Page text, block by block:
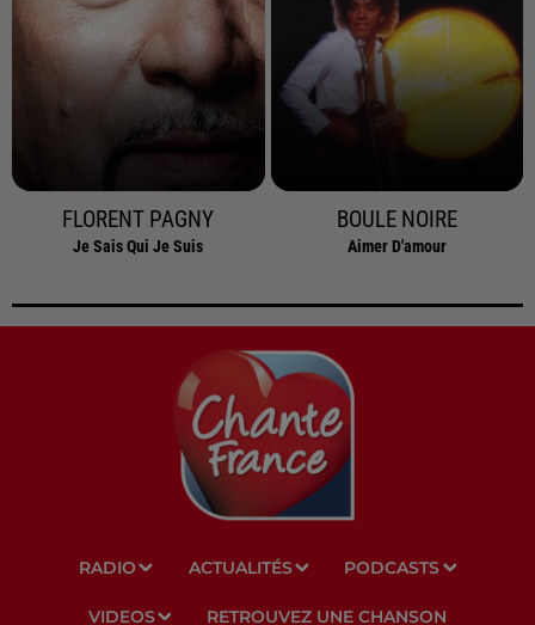
FLORENT PAGNY
Je Sais Qui Je Suis
BOULE NOIRE
Aimer D'amour
RADIO ACTUALITÉS PODCASTS
VIDEOS RETROUVEZ UNE CHANSON